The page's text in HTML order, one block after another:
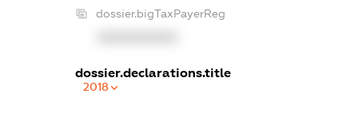
dossier.bigTaxPayerReg
dossier.declarations.title
2018